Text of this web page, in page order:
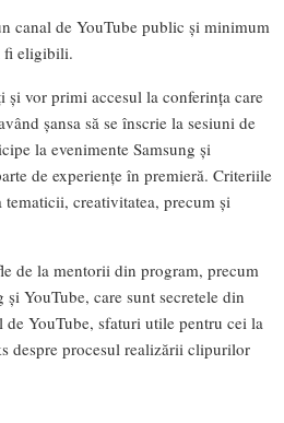
canal de YouTube public și minimum
fi eligibili.
și vor primi accesul la conferința care
șansa să se înscrie la sesiuni de
la evenimente Samsung și
de experiențe în premieră. Criteriile
creativitatea, precum și
de la mentorii din program, precum
YouTube, care sunt secretele din
de YouTube, sfaturi utile pentru cei la
despre procesul realizării clipurilor